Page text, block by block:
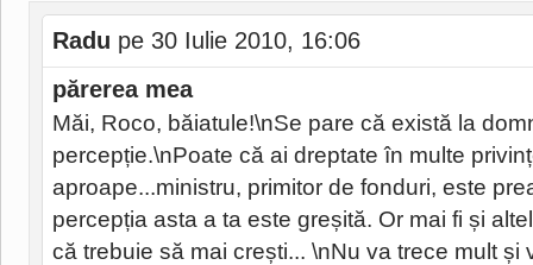
Radu pe 30 Iulie 2010, 16:06
părerea mea
Măi, Roco, băiatule!\nSe pare că există la
percepție.\nPoate că ai dreptate în multe
aproape...ministru, primitor de fonduri, este
percepția asta a ta este greșită. Or mai fi și
că trebuie să mai crești... \nNu va trece mult și